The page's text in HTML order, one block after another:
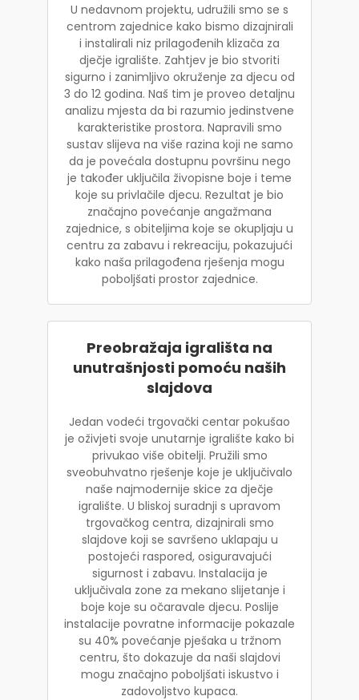
U nedavnom projektu, udružili smo se s
centrom zajednice kako bismo dizajnirali
i instalirali niz prilagođenih klizača za
dječje igralište. Zahtjev je bio stvoriti
sigurno i zanimljivo okruženje za djecu od
3 do 12 godina. Naš tim je proveo detaljnu
analizu mjesta da bi razumio jedinstvene
karakteristike prostora. Napravili smo
sustav slijeva na više razina koji ne samo
da je povećala dostupnu površinu nego
je također uključila živopisne boje i teme
koje su privlačile djecu. Rezultat je bio
značajno povećanje angažmana
zajednice, s obiteljima koje se okupljaju u
centru za zabavu i rekreaciju, pokazujući
kako naša prilagođena rješenja mogu
poboljšati prostor zajednice.
Preobražaja igrališta na
unutrašnjosti pomoću naših
slajdova
Jedan vodeći trgovački centar pokušao
je oživjeti svoje unutarnje igralište kako bi
privukao više obitelji. Pružili smo
sveobuhvatno rješenje koje je uključivalo
naše najmodernije skice za dječje
igralište. U bliskoj suradnji s upravom
trgovačkog centra, dizajnirali smo
slajdove koji se savršeno uklapaju u
postojeći raspored, osiguravajući
sigurnost i zabavu. Instalacija je
uključivala zone za mekano slijetanje i
boje koje su očaravale djecu. Poslije
instalacije povratne informacije pokazale
su 40% povećanje pješaka u tržnom
centru, što dokazuje da naši slajdovi
mogu značajno poboljšati iskustvo i
zadovoljstvo kupaca.